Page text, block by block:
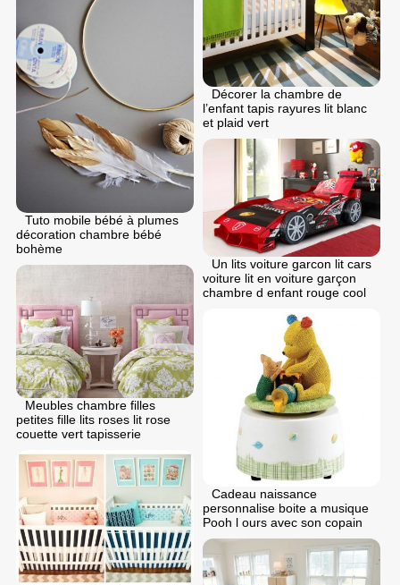
Décorer la chambre de
l’enfant tapis rayures lit blanc
et plaid vert
Tuto mobile bébé à plumes
décoration chambre bébé
bohème
Un lits voiture garcon lit cars
voiture lit en voiture garçon
chambre d enfant rouge cool
Meubles chambre filles
petites fille lits roses lit rose
couette vert tapisserie
Cadeau naissance
personnalise boite a musique
Pooh l ours avec son copain